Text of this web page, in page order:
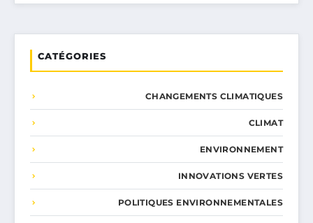
CATÉGORIES
CHANGEMENTS CLIMATIQUES
CLIMAT
ENVIRONNEMENT
INNOVATIONS VERTES
POLITIQUES ENVIRONNEMENTALES